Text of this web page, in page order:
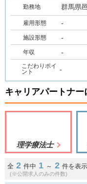
勤務地 群馬県
雇用形態 -
施設形態 -
年収 -
こだわりポイ
ント
-
キャリアパートナー
理学療法士
全 2 件中 1 ～ 2 件を表
(※公開求人のみの件数)